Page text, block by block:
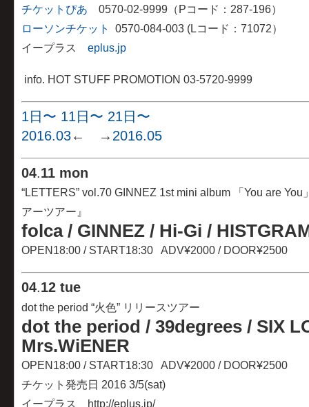
チケットぴあ 0570-02-9999（Pコード：287-196）
ローソンチケット 0570-084-003 (Lコード：71072）
イープラス eplus.jp
info. HOT STUFF PROMOTION 03-5720-9999
1日〜 11日〜 21日〜
2016.03← → 2016.05
04.11 mon
“LETTERS” vol.70 GINNEZ 1st mini album 「You are
アーツアー』
folca / GINNEZ / Hi-Gi /
OPEN18:00 / START18:30 ADV¥2000 / DOOR¥2500
04.12 tue
dot the period “火色” リリースツアー
dot the period / 39degrees / SIX
Mrs.WiENER
OPEN18:00 / START18:30 ADV¥2000 / DOOR¥2500
チケット発売日 2016 3/5(sat)
イープラス http://eplus.jp/